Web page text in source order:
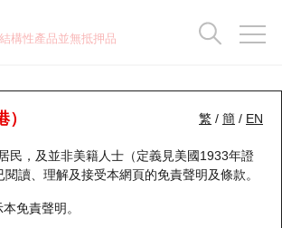
構性產品並無抵押品
繁 / 簡 / EN
民，及並非美籍人士（定義見美國1933年證
閱讀、理解及接受本網頁的免責聲明及條款。
免責聲明。
比較
熊證 1211 比亞迪股份